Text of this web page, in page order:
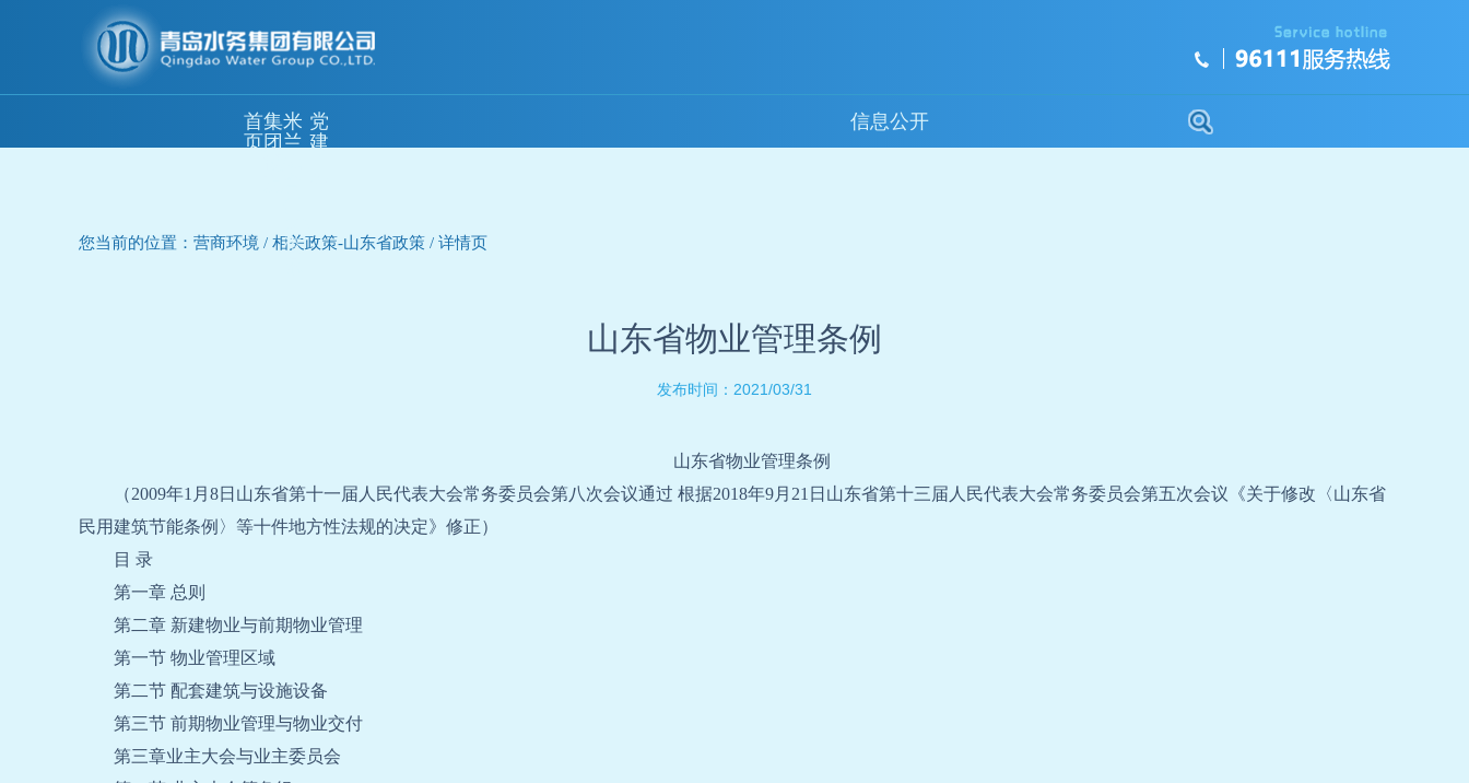
首
页
集
团
米
兰
资
党
建
信息公开
您当前的位置：营商环境 / 相关政策-山东省政策 / 详情页
山东省物业管理条例
发布时间： 2021/03/31
山东省物业管理条例
（2009年1 月 8日山东省第十一届人民代表大会常务委员会第八次会议通过 根据2018年9月 21 日山东省第十三届人民代表大会常务委员会第五次会议《关于修改〈山东省
民用建筑节能条例〉等十件地方性法规的决定》修正）
目 录
第一章 总则
第二章 新建物业与前期物业管理
第一节 物业管理区域
第二节 配套建筑与设施设备
第三节 前期物业管理与物业交付
第三章业主大会与业主委员会